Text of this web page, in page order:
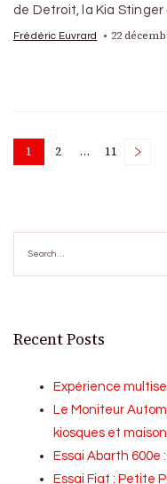
de Detroit, la Kia
Frédéric Euvrard 22
Posts
Page
1 Page
2 … Page
11
for:
Recent Posts
Expérience
Le Moniteur
kiosques et
Essai Abarth 600e
Essai Fiat : Petite